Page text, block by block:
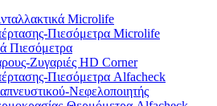
Microlife
Πιεσόμετρα Microlife
Πιεσόμετρα
Ζυγαριές HD Corner
Πιεσόμετρα Alfacheck
Νεφελοποιητής